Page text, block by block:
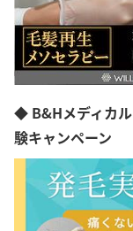
◆ B&Hメディカ
験キャンペーン